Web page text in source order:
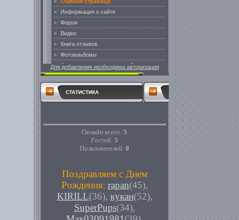
Для добавления необходима авторизация
СТАТИСТИКА
Онлайн всего: 5
Гостей: 5
Пользователей: 0
Поздравляем с Днем
Рождения: rapan(45),
KIRILL(36), кукан(52),
SuperPups(34),